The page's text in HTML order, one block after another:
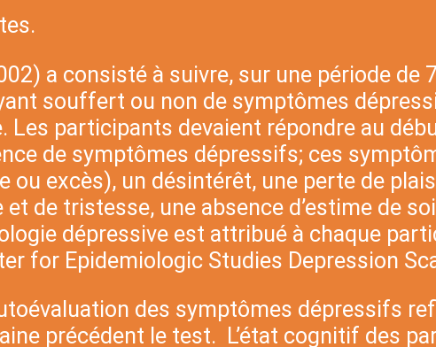
a consisté à suivre, sur une période de
souffert ou non de symptômes
participants devaient répondre au
de symptômes dépressifs; ces
excès), un désintérêt, une perte de
de tristesse, une absence d’estime de
dépressive est attribué à chaque
for Epidemiologic Studies Depression
des symptômes dépressifs
précédent le test. L’état cognitif des